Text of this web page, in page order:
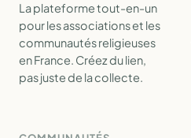
La plateforme tout-en-un
pour les associations et les
communautés religieuses
en France. Créez du lien,
pas juste de la collecte.